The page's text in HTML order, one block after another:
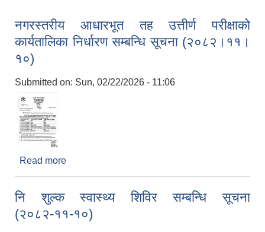
नगरस्तरीय आधारभूत तह उत्तीर्ण परीक्षाको
कार्यतालिका निर्धारण सम्बन्धि सूचना (२०८२।११।
१०)
Submitted on: Sun, 02/22/2026 - 11:06
Read more
नि शुल्क स्वास्थ्य शिविर सम्बन्धि सूचना
(२०८२-११-१०)